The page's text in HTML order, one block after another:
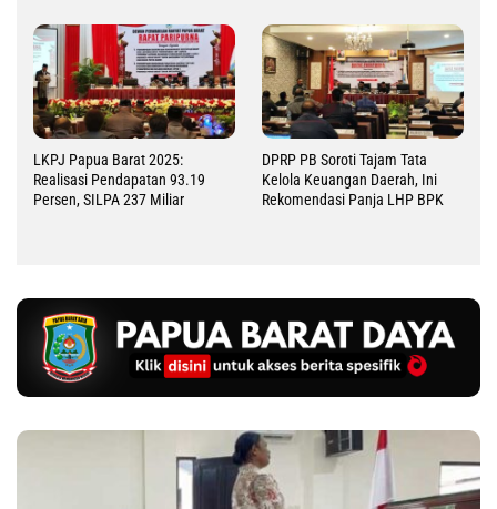
LKPJ Papua Barat 2025:
Realisasi Pendapatan 93.19
Persen, SILPA 237 Miliar
DPRP PB Soroti Tajam Tata
Kelola Keuangan Daerah, Ini
Rekomendasi Panja LHP BPK